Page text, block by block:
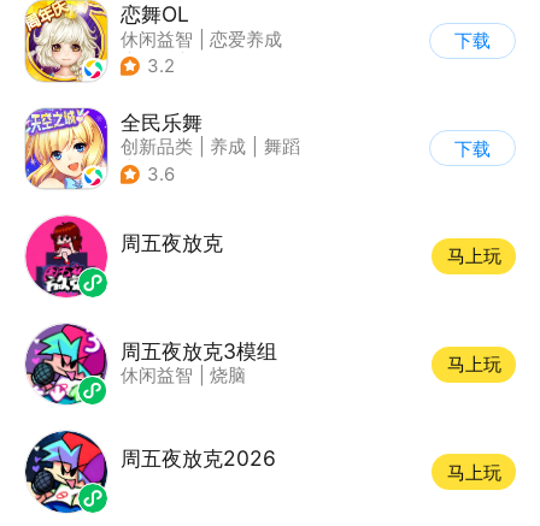
恋舞OL
休闲益智
恋爱养成
| 仙侠
3.2
下载
全民乐舞
创新品类 养成
舞蹈
| 动漫
3.6
下载
周五夜放克
马上玩
周五夜放克3模组
休闲益智 烧脑
马上玩
周五夜放克2026
马上玩